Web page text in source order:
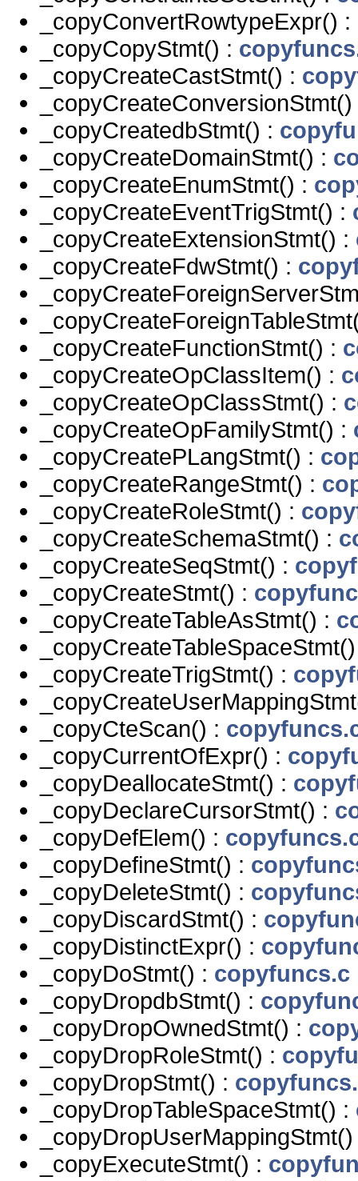
_copyConvertRowtypeExpr() :
_copyCopyStmt() :
_copyCreateCastStmt() :
_copyCreatedbStmt() :
_copyCreateDomainStmt() :
_copyCreateEnumStmt() :
_copyCreateEventTrigStmt() :
_copyCreateExtensionStmt() :
_copyCreateFdwStmt() :
_copyCreateFunctionStmt() :
_copyCreateOpClassItem() :
_copyCreateOpClassStmt() :
_copyCreateOpFamilyStmt() :
_copyCreatePLangStmt() :
_copyCreateRangeStmt() :
_copyCreateRoleStmt() :
_copyCreateSchemaStmt() :
_copyCreateSeqStmt() :
_copyCreateStmt() :
_copyCreateTableAsStmt() :
_copyCreateTrigStmt() :
_copyCteScan() :
_copyCurrentOfExpr() :
_copyDeallocateStmt() :
_copyDeclareCursorStmt() :
_copyDefElem() :
_copyDefineStmt() :
_copyDeleteStmt() :
_copyDiscardStmt() :
_copyDistinctExpr() :
_copyDoStmt() : copyfuncs.c
_copyDropdbStmt() :
_copyDropOwnedStmt() :
_copyDropRoleStmt() :
_copyDropStmt() :
_copyDropTableSpaceStmt() :
_copyExecuteStmt() :